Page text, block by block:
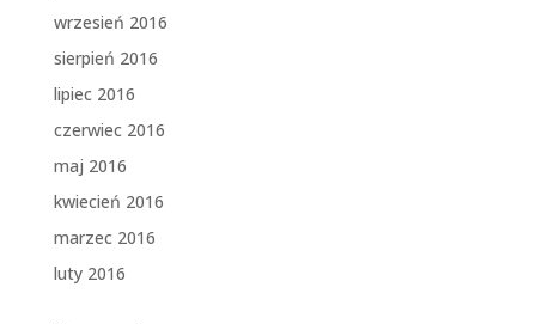
wrzesień 2016
sierpień 2016
lipiec 2016
czerwiec 2016
maj 2016
kwiecień 2016
marzec 2016
luty 2016